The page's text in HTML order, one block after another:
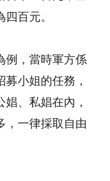
百元。
例，當時軍方係
小姐的任務，
、私娼在內，
，一律採取自由